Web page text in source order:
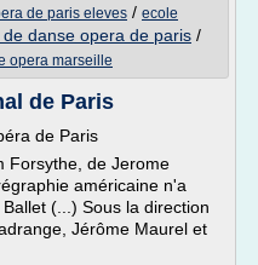
de paris eleves / ecole
de danse opera de paris /
opera marseille
de Paris
de Paris
Forsythe, de Jerome
américaine n'a
(...) Sous la direction
Jérôme Maurel et